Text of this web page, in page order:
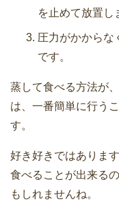
を止めて放置し
圧力がかからな
です。
蒸して食べる方法が
は、一番簡単に行う
す。
好き好きではありま
食べることが出来る
もしれませんね。